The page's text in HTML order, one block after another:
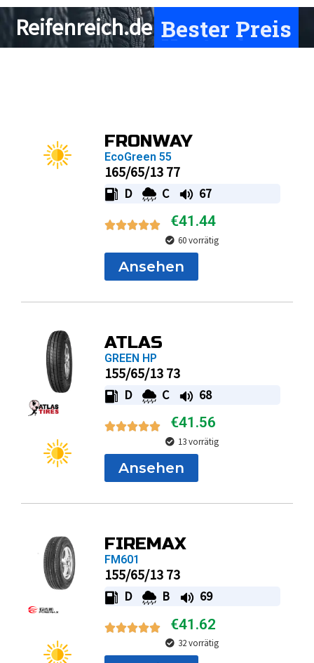
Reifenreich.de Bester Preis
FRONWAY
EcoGreen 55
165/65/13 77
D C 67
€41.44
60 vorrätig
Ansehen
ATLAS
GREEN HP
155/65/13 73
D C 68
€41.56
13 vorrätig
Ansehen
FIREMAX
FM601
155/65/13 73
D B 69
€41.62
32 vorrätig